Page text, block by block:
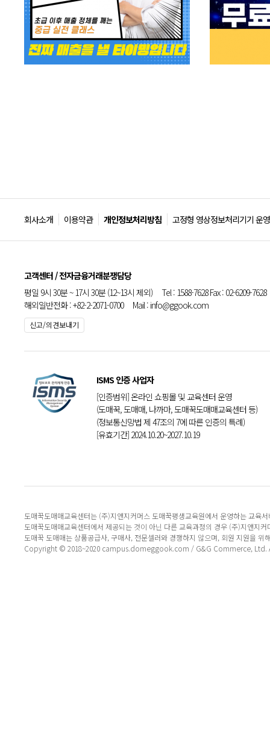
회사소개 이용약관 개인정보처리방침 고정형 영상정보처리기기 운
고객센터 / 전자금융거래분쟁담당
평일 9시 30분 ~ 17시 30분 (12~13시 제외) Tel : 1588-7628 Fax : 02-6209-7628
해외일반전화 : +82-2-2071-0700 Mail : info@ggook.com
신고/의견보내기
ISMS 인증 사업자
[인증범위] 온라인 쇼핑몰 및 교육센터 운영
(도매꾹, 도매매, 나까마, 도매꾹도매매교육센터 등)
(정보통신망법 제 47조의 7에 따른 인증의 특례)
[유효기간] 2024.10.20~2027.10.19
도매꾹도매매교육센터는 (주)지앤지커머스 도매꾹평생교육원에서 운영하는 교육
도매꾹도매매교육센터에서 제공되는 것이 아닌 다른 교육과정의 경우 (주)지앤지
도매꾹 도매매는 상품공급사, 구매사, 전문셀러와 경쟁하지 않으며, 회원 지원을 위
Copyright © 2018~2020 campus.domeggook.com / G&G Commerce, Ltd.